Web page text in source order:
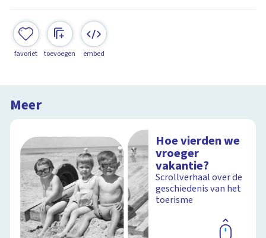
favoriet toevoegen embed
Meer
Hoe vierden we
vroeger
vakantie?
Scrollverhaal over de
geschiedenis van het
toerisme